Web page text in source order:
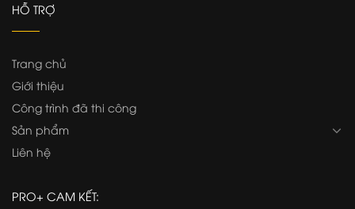
HỖ TRỢ
Trang chủ
Giới thiệu
Công trình đã thi công
Sản phẩm
Liên hệ
PRO+ CAM KẾT: